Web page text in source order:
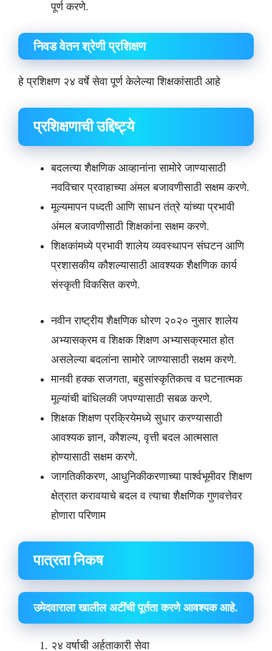
पूर्ण करणे.
निवड वेतन श्रेणी प्रशिक्षण
हे प्रशिक्षण २४ वर्षे सेवा पूर्ण केलेल्या शिक्षकांसाठी आहे
प्रशिक्षणाची उद्दिष्ट्ये
बदलत्या शैक्षणिक आव्हानांना सामोरे जाण्यासाठी
नवविचार प्रवाहाच्या अंमल बजावणीसाठी सक्षम करणे.
मूल्यमापन पध्दती आणि साधन तंत्रे यांच्या प्रभावी
अंमल बजावणीसाठी शिक्षकांना सक्षम करणे.
शिक्षकांमध्ये प्रभावी शालेय व्यवस्थापन संघटन आणि
प्रशासकीय कौशल्यासाठी आवश्यक शैक्षणिक कार्य
संस्कृती विकसित करणे.
नवीन राष्ट्रीय शैक्षणिक धोरण २०२० नुसार शालेय
अभ्यासक्रम व शिक्षक शिक्षण अभ्यासक्रमात होत
असलेल्या बदलांना सामोरे जाण्यासाठी सक्षम करणे.
मानवी हक्क सजगता, बहुसांस्कृतिकत्व व घटनात्मक
मूल्यांची बांधिलकी जपण्यासाठी सबळ करणे.
शिक्षक शिक्षण प्रक्रियेमध्ये सुधार करण्यासाठी
आवश्यक ज्ञान, कौशल्य, वृत्ती बदल आत्मसात
होण्यासाठी सक्षम करणे.
जागतिकीकरण, आधुनिकीकरणाच्या पार्श्वभूमीवर शिक्षण
क्षेत्रात करावयाचे बदल व त्याचा शैक्षणिक गुणवत्तेवर
होणारा परिणाम
पात्रता निकष
उमेदवाराला खालील अटींची पूर्तता करणे आवश्यक आहे.
२४ वर्षाची अर्हताकारी सेवा